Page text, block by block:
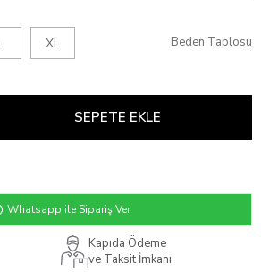
XL Beden Tablosu
Whatsapp ile Sipariş Ver
Kapıda Ödeme
ve Taksit İmkanı